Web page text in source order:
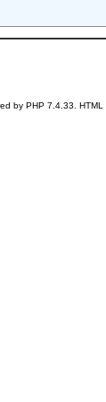
by PHP 7.4.33. HTML